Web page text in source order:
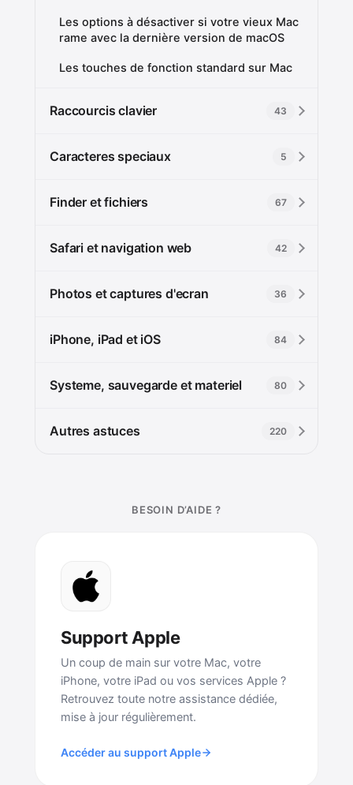
Les options à désactiver si votre vieux Mac
rame avec la dernière version de macOS
Les touches de fonction standard sur Mac
Raccourcis clavier 43
Caracteres speciaux 5
Finder et fichiers 67
Safari et navigation web 42
Photos et captures d'ecran 36
iPhone, iPad et iOS 84
Systeme, sauvegarde et materiel 80
Autres astuces 220
BESOIN D’AIDE ?
Support Apple
Un coup de main sur votre Mac, votre
iPhone, votre iPad ou vos services Apple ?
Retrouvez toute notre assistance dédiée,
mise à jour régulièrement.
Accéder au support Apple